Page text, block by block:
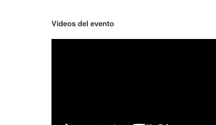
Videos del evento